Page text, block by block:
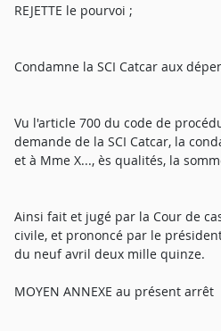
REJETTE le pourvoi ;
Condamne la SCI Catcar aux
Vu l'article 700 du code de
demande de la SCI Catcar, la
et à Mme X..., ès qualités, la
Ainsi fait et jugé par la Cour de
civile, et prononcé par le
du neuf avril deux mille quinze.
MOYEN ANNEXE au présent arrêt